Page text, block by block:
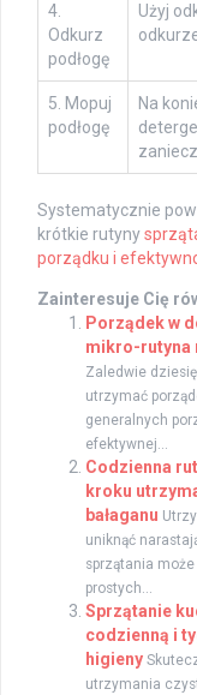
4.
Odkurz
podłogę
Użyj
5. Mopuj
podłogę
Na
Systematycznie
krótkie rutyny
porządku i
Zainteresuje Cię
Porządek w
mikro-rutyna
Zaledwie
utrzymać
generalnych
efektywnej...
Codzienna
kroku
bałaganu
uniknąć
sprzątania
prostych...
Sprzątanie
codzienną i
higieny
utrzymania